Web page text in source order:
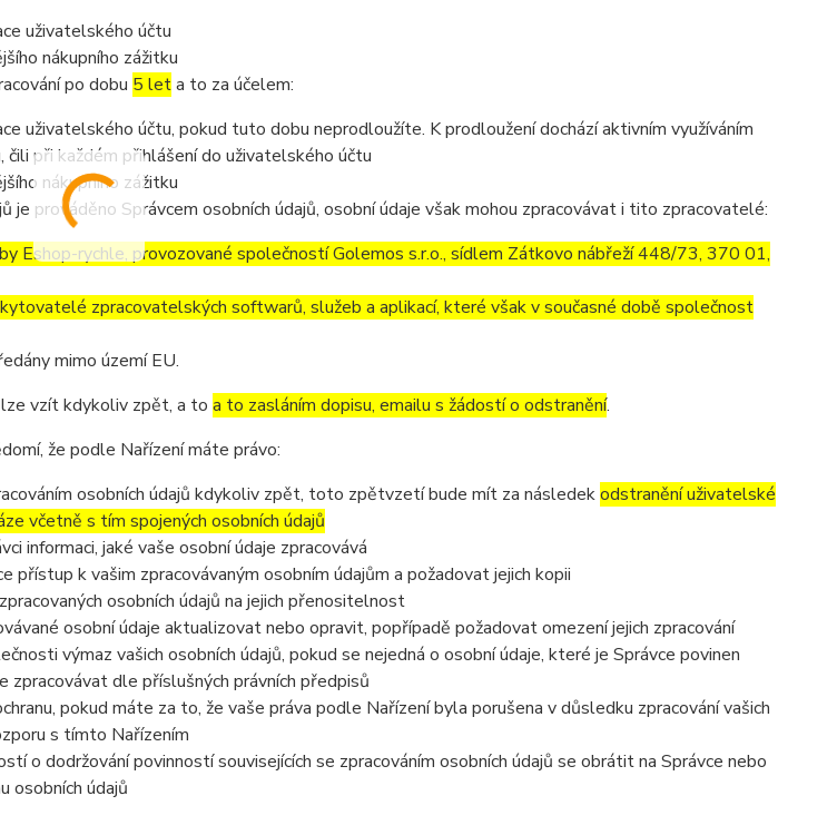
uživatelského účtu
nákupního zážitku
po dobu 5 leta to za účelem:
uživatelského účtu, pokud tuto dobu neprodloužíte. K prodloužení dochází aktivním využíváním
čili při každém přihlášení do uživatelského účtu
nákupního zážitku
je prováděno Správcem osobních údajů, osobní údaje však mohou zpracovávat i tito zpracovatelé:
Eshop-rychle, provozované společností Golemos s.r.o., sídlem Zátkovo nábřeží 448/73, 370 01,
zpracovatelských softwarů, služeb a aplikací, které však v současné době společnost
mimo území EU.
vzít kdykoliv zpět, a to a to zasláním dopisu, emailu s žádostí o odstranění.
že podle Nařízení máte právo:
osobních údajů kdykoliv zpět, toto zpětvzetí bude mít za následekodstranění uživatelské
včetně s tím spojených osobních údajů
informaci, jaké vaše osobní údaje zpracovává
přístup k vašim zpracovávaným osobním údajům a požadovat jejich kopii
osobních údajů na jejich přenositelnost
osobní údaje aktualizovat nebo opravit, popřípadě požadovat omezení jejich zpracování
výmaz vašich osobních údajů, pokud se nejedná o osobní údaje, které je Správce povinen
zpracovávat dle příslušných právních předpisů
pokud máte za to, že vaše práva podle Nařízení byla porušena v důsledku zpracování vašich
s tímto Nařízením
o dodržování povinností souvisejících se zpracováním osobních údajů se obrátit na Správce nebo
osobních údajů